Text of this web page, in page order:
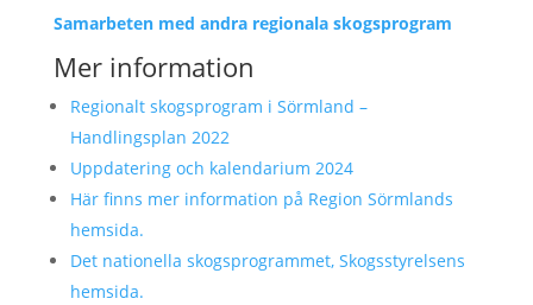
Samarbeten med andra regionala skogsprogram
Mer information
Regionalt skogsprogram i Sörmland –
Handlingsplan 2022
Uppdatering och kalendarium 2024
Här finns mer information på Region Sörmlands
hemsida.
Det nationella skogsprogrammet, Skogsstyrelsens
hemsida.